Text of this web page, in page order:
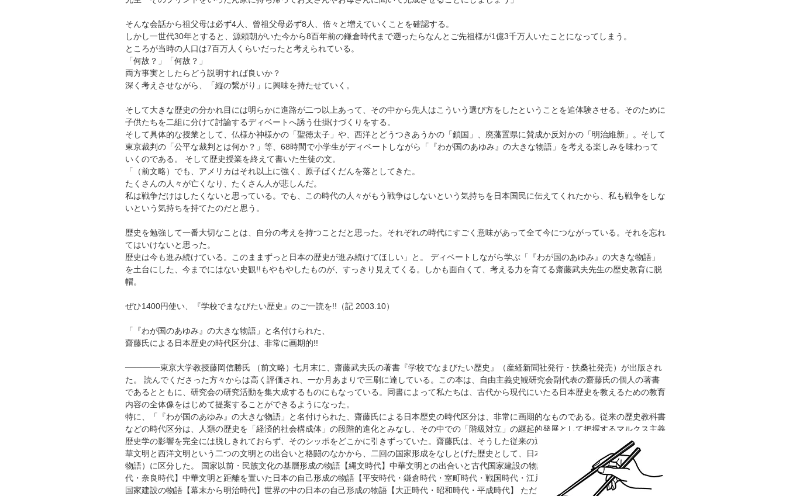
そんな会話から祖父母は必ず4人、曾祖父母必ず8人、倍々と増えていくことを確認する。
しかし一世代30年とすると、源頼朝がいた今から8百年前の鎌倉時代まで遡ったらなんとご先祖様が1億3千万人いたことになってしまう。
ところが当時の人口は7百万人くらいだったと考えられている。
「何故？」「何故？」
両方事実としたらどう説明すれば良いか？
深く考えさせながら、「縦の繋がり」に興味を持たせていく。
そして大きな歴史の分かれ目には明らかに進路が二つ以上あって、その中から先人はこういう選び方をしたということを追体験させる。そのために
子供たちを二組に分けて討論するディベートへ誘う仕掛けづくりをする。
そして具体的な授業として、仏様か神様かの「聖徳太子」や、西洋とどうつきあうかの「鎖国」、廃藩置県に賛成か反対かの「明治維新」。そして
東京裁判の「公平な裁判とは何か？」等、68時間で小学生がディベートしながら「『わが国のあゆみ』の大きな物語」を考える楽しみを味わって
いくのである。 そして歴史授業を終えて書いた生徒の文。
「（前文略）でも、アメリカはそれ以上に強く、原子ばくだんを落としてきた。
たくさんの人々が亡くなり、たくさん人が悲しんだ。
私は戦争だけはしたくないと思っている。でも、この時代の人々がもう戦争はしないという気持ちを日本国民に伝えてくれたから、私も戦争をしな
いという気持ちを持てたのだと思う。
歴史を勉強して一番大切なことは、自分の考えを持つことだと思った。それぞれの時代にすごく意味があって全て今につながっている。それを忘れ
てはいけないと思った。
歴史は今も進み続けている。このままずっと日本の歴史が進み続けてほしい」と。 ディベートしながら学ぶ「『わが国のあゆみ』の大きな物語」
を土台にした、今までにはない史観!!もやもやしたものが、すっきり見えてくる。しかも面白くて、考える力を育てる齋藤武夫先生の歴史教育に脱
帽。
ぜひ1400円使い、『学校でまなびたい歴史』のご一読を!!（記 2003.10）
「『わが国のあゆみ』の大きな物語」と名付けられた、
齋藤氏による日本歴史の時代区分は、非常に画期的!!
──────東京大学教授藤岡信勝氏 （前文略）七月末に、齋藤武夫氏の著書『学校でなまびたい歴史』（産経新聞社発行・扶桑社発売）が出版され
た。 読んでくださった方々からは高く評価され、一か月あまりで三刷に達している。この本は、自由主義史観研究会副代表の齋藤氏の個人の著書
であるとともに、研究会の研究活動を集大成するものにもなっている。同書によって私たちは、古代から現代にいたる日本歴史を教えるための教育
内容の全体像をはじめて提案することができるようになった。
特に、「『わが国のあゆみ』の大きな物語」と名付けられた、齋藤氏による日本歴史の時代区分は、非常に画期的なものである。従来の歴史教科書
などの時代区分は、人類の歴史を「経済的社会構成体」の段階的進化とみなし、その中での「階級対立」の継起的発展として把握するマルクス主義
歴史学の影響を完全には脱しきれておらず、そのシッポをどこかに引きずっていた。齋藤氏は、そうした従来の通念からまったく自由になって、中
華文明と西洋文明という二つの文明との出合いと格闘のなかから、二回の国家形成をなしとげた歴史として、日本の歴史を次の五つの時期（五つの
物語）に区分した。 国家以前・民族文化の基層形成の物語【縄文時代】中華文明との出合いと古代国家建設の物語【弥生時代・古墳時代・飛鳥時
代・奈良時代】中華文明と距離を置いた日本の自己形成の物語【平安時代・鎌倉時代・室町時代・戦国時代・江戸時代】西洋文明との出合いと近代
国家建設の物語【幕末から明治時代】世界の中の日本の自己形成の物語【大正時代・昭和時代・平成時代】 ただし、齋藤氏の場合も、これら五つ